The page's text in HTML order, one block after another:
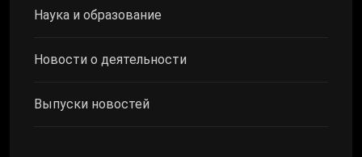
Наука и образование
Новости о деятельности
Выпуски новостей